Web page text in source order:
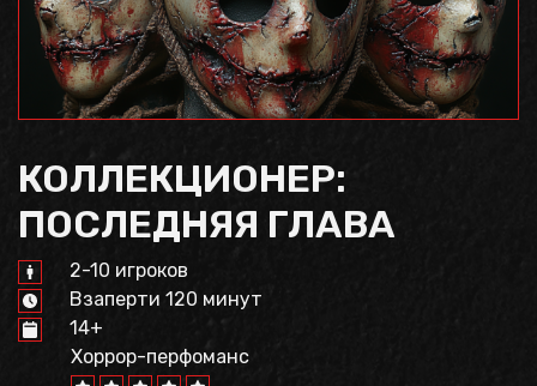
КОЛЛЕКЦИОНЕР:
ПОСЛЕДНЯЯ ГЛАВА
2-10 игроков
Взаперти 120 минут
14+
Хоррор-перфоманс